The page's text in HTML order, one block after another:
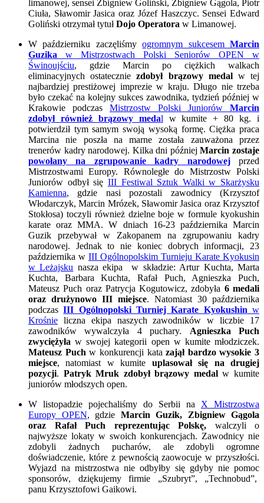
limanowej, sensei Zbigniew Goliński, Zbigniew Gągola, Piotr
Ciuła, Sławomir Jasica oraz Józef Haszczyc. Sensei Edward
Goliński otrzymał tytułDojo Operatora w Limanowej.
W październiku zaczęliśmyogromnym sukcesemMarcin
Guzika w Mistrzostwach Polski Seniorów OPEN w
Świnoujściu, gdzie Marcin po ciężkich walkach
eliminacyjnych ostateczniezdobył brązowy medalw tej
najbardziej prestiżowej imprezie w kraju. Długo nie trzeba
było czekać na kolejny sukces zawodnika, tydzień później w
Krakowie podczas Mistrzostw Polski Juniorów Marcin
zdobył również brązowy medal w kumite + 80 kg. i
potwierdził tym samym swoją wysoką formę. Ciężka praca
Marcina nie poszła na marne została zauważona przez
trenerów kadry narodowej. Kilka dni późniejMarcin zostaje
powołany na zgrupowanie kadry narodowejprzed
Mistrzostwami Europy. Równoległe do Mistrzostw Polski
Juniorów odbył się III Festiwal Sztuk Walki w Skarżysku
Kamienna, gdzie nasi pozostali zawodnicy (Krzysztof
Włodarczyk, Marcin Mrózek, Sławomir Jasica oraz Krzysztof
Stokłosa) toczyli również dzielne boje w formule kyokushin
karate oraz MMA. W dniach 16-23 października Marcin
Guzik przebywał w Zakopanem na zgrupowaniu kadry
narodowej. Jednak to nie koniec dobrych informacji, 23
października w III Ogólnopolskim Turnieju Karate Kyokusin
w Leżajsku nasza ekipa w składzie: Artur Kuchta, Marta
Kuchta, Barbara Kuchta, Rafał Puch, Agnieszka Puch,
Mateusz Puch oraz Patrycja Kogutowicz, zdobyła 6 medali
oraz drużynowo III miejsce. Natomiast 30 października
podczasIII Ogólnopolski Turniej Karate Kyokushin w
Krośnie liczna ekipa naszych zawodników w liczbie 17
zawodników wywalczyła 4 puchary. Agnieszka Puch
zwyciężyła w swojej kategorii open w kumite młodziczek.
Mateusz Puch w konkurencji katazajął bardzo wysokie 3
miejsce, natomiast w kumite uplasował się na drugiej
pozycji. Patryk Mruk zdobył brązowy medalw kumite
juniorów młodszych open.
W listopadzie pojechaliśmy do Serbii na X Mistrzostwa
Europy OPEN, gdzie Marcin Guzik, Zbigniew Gągola
oraz Rafał Puch reprezentując Polskę, walczyli o
najwyższe lokaty w swoich konkurencjach. Zawodnicy nie
zdobyli żadnych pucharów, ale zdobyli ogromne
doświadczenie, które z pewnością zaowocuje w przyszłości.
Wyjazd na mistrzostwa nie odbyłby się gdyby nie pomoc
sponsorów, dziękujemy firmie „Szubryt”, „Technobud”,
panu Krzysztofowi Gaikowi.